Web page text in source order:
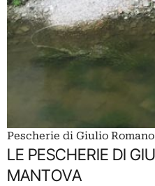
Pescherie di Giulio
LE PESCHERIE DI
MANTOVA